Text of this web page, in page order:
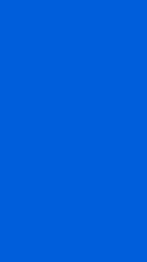
kanalen